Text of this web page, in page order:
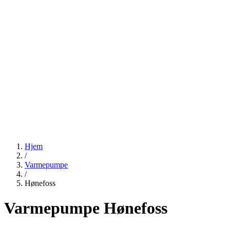
Hjem
/
Varmepumpe
/
Hønefoss
Varmepumpe Hønefoss